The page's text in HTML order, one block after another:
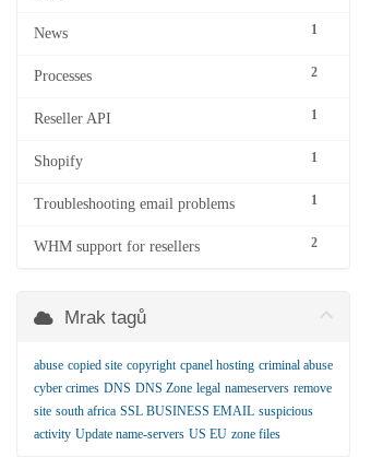
1
News
2
Processes
1
Reseller API
1
Shopify
1
Troubleshooting email problems
2
WHM support for resellers
Mrak tagů
abuse copied site copyright cpanel hosting criminal abuse
cyber crimes DNS DNS Zone legal nameservers remove
site south africa SSL BUSINESS EMAIL suspicious
activity Update name-servers US EU zone files